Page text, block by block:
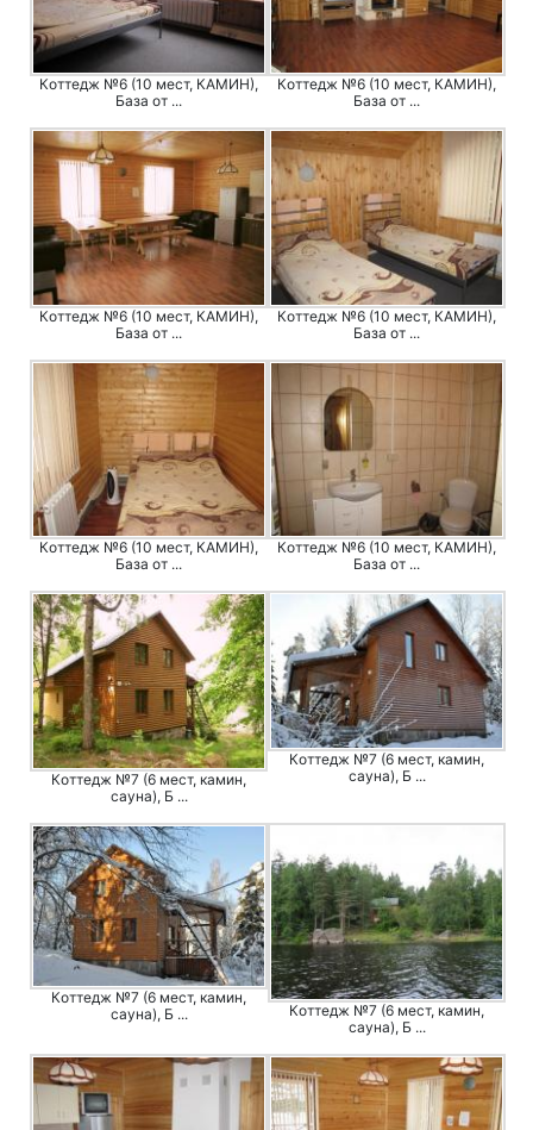
Коттедж №6 (10 мест, КАМИН),
База от ...
Коттедж №6 (10 мест, КАМИН),
База от ...
Коттедж №6 (10 мест, КАМИН),
База от ...
Коттедж №6 (10 мест, КАМИН),
База от ...
Коттедж №6 (10 мест, КАМИН),
База от ...
Коттедж №6 (10 мест, КАМИН),
База от ...
Коттедж №7 (6 мест, камин,
сауна), Б ...
Коттедж №7 (6 мест, камин,
сауна), Б ...
Коттедж №7 (6 мест, камин,
сауна), Б ...
Коттедж №7 (6 мест, камин,
сауна), Б ...